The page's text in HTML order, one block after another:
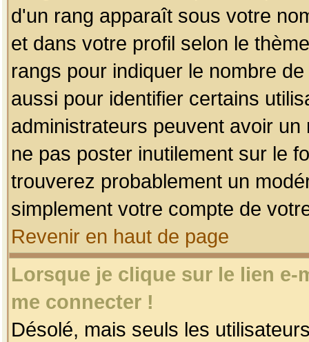
d'un rang apparaît sous votre
et dans votre profil selon le
rangs pour indiquer le nombre
aussi pour identifier certains
administrateurs peuvent avoir
ne pas poster inutilement sur le
trouverez probablement un
simplement votre compte de
Revenir en haut de page
Lorsque je clique sur le lien
me connecter !
Désolé, mais seuls les